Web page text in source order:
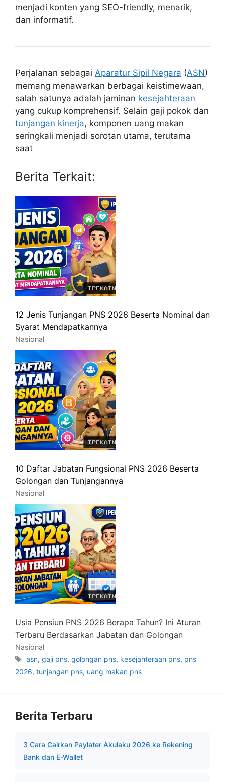
menjadi konten yang SEO-friendly, menarik,
dan informatif.
Perjalanan sebagai Aparatur Sipil Negara (ASN)
memang menawarkan berbagai keistimewaan,
salah satunya adalah jaminan kesejahteraan
yang cukup komprehensif. Selain gaji pokok dan
tunjangan kinerja, komponen uang makan
seringkali menjadi sorotan utama, terutama
saat
Berita Terkait:
12 Jenis Tunjangan PNS 2026 Beserta Nominal dan
Syarat Mendapatkannya
Nasional
10 Daftar Jabatan Fungsional PNS 2026 Beserta
Golongan dan Tunjangannya
Nasional
Usia Pensiun PNS 2026 Berapa Tahun? Ini Aturan
Terbaru Berdasarkan Jabatan dan Golongan
Nasional
Tag
asn,gaji pns,golongan pns, kesejahteraan pns, pns
2026, tunjangan pns, uang makan pns
Berita Terbaru
3 Cara Cairkan Paylater Akulaku 2026 ke Rekening
Bank dan E-Wallet